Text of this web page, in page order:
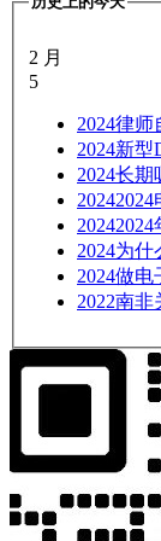
2 月
5
2024律师
2024新型
2024长期
2024
2024
2024为什
2024做电
2022南非